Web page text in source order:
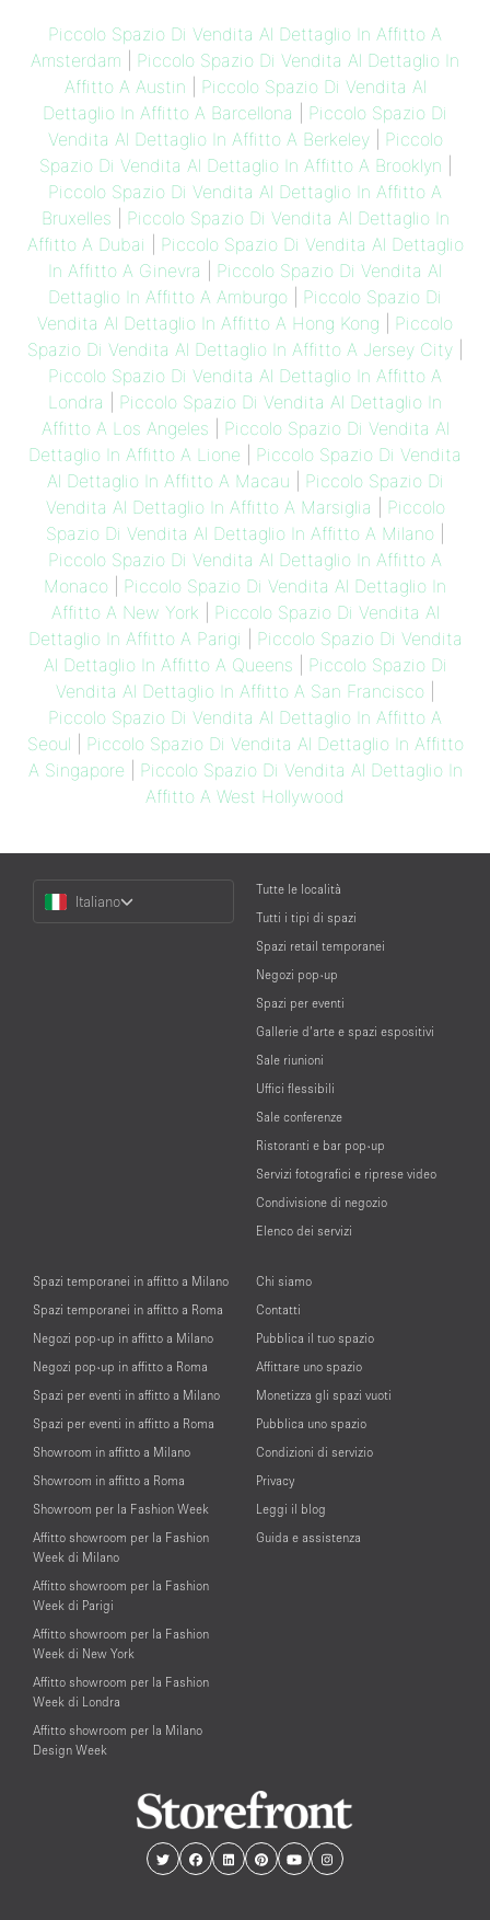
Piccolo Spazio Di Vendita Al Dettaglio In Affitto A
Amsterdam
Piccolo Spazio Di Vendita Al Dettaglio In
Affitto A Austin
Piccolo Spazio Di Vendita Al
Dettaglio In Affitto A Barcellona
Piccolo Spazio Di
Vendita Al Dettaglio In Affitto A Berkeley| Piccolo
Spazio Di Vendita Al Dettaglio In Affitto A Brooklyn
Piccolo Spazio Di Vendita Al Dettaglio In Affitto A
Bruxelles
Piccolo Spazio Di Vendita Al Dettaglio In
Affitto A Dubai
Piccolo Spazio Di Vendita Al Dettaglio
In Affitto A Ginevra
Piccolo Spazio Di Vendita Al
Dettaglio In Affitto A Amburgo
Piccolo Spazio Di
Vendita Al Dettaglio In Affitto A Hong Kong
Piccolo
Spazio Di Vendita Al Dettaglio In Affitto A Jersey City
Piccolo Spazio Di Vendita Al Dettaglio In Affitto A
Londra
Piccolo Spazio Di Vendita Al Dettaglio In
Affitto A Los Angeles
Piccolo Spazio Di Vendita Al
Dettaglio In Affitto A Lione
Piccolo Spazio Di Vendita
Al Dettaglio In Affitto A Macau
Piccolo Spazio Di
Vendita Al Dettaglio In Affitto A Marsiglia
Piccolo
Spazio Di Vendita Al Dettaglio In Affitto A Milano
Piccolo Spazio Di Vendita Al Dettaglio In Affitto A
Monaco
Piccolo Spazio Di Vendita Al Dettaglio In
Affitto A New York
Piccolo Spazio Di Vendita Al
Dettaglio In Affitto A Parigi
Piccolo Spazio Di Vendita
Al Dettaglio In Affitto A Queens
Piccolo Spazio Di
Vendita Al Dettaglio In Affitto A San Francisco
Piccolo Spazio Di Vendita Al Dettaglio In Affitto A
Seoul
Piccolo Spazio Di Vendita Al Dettaglio In Affitto
A Singapore
Piccolo Spazio Di Vendita Al Dettaglio In
Affitto A West Hollywood
Language
Italiano
Tutte le località
Tutti i tipi di spazi
Spazi retail temporanei
Negozi pop-up
Spazi per eventi
Gallerie d’arte e spazi espositivi
Sale riunioni
Uffici flessibili
Sale conferenze
Ristoranti e bar pop-up
Servizi fotografici e riprese video
Condivisione di negozio
Elenco dei servizi
Spazi temporanei in affitto a Milano
Spazi temporanei in affitto a Roma
Negozi pop-up in affitto a Milano
Negozi pop-up in affitto a Roma
Spazi per eventi in affitto a Milano
Spazi per eventi in affitto a Roma
Showroom in affitto a Milano
Showroom in affitto a Roma
Showroom per la Fashion Week
Affitto showroom per la Fashion
Week di Milano
Affitto showroom per la Fashion
Week di Parigi
Affitto showroom per la Fashion
Week di New York
Affitto showroom per la Fashion
Week di Londra
Affitto showroom per la Milano
Design Week
Chi siamo
Contatti
Pubblica il tuo spazio
Affittare uno spazio
Monetizza gli spazi vuoti
Pubblica uno spazio
Condizioni di servizio
Privacy
Leggi il blog
Guida e assistenza